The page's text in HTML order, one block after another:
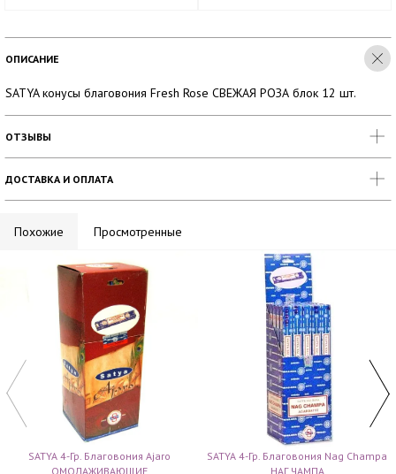
ОПИСАНИЕ
SATYA конусы благовония Fresh Rose СВЕЖАЯ РОЗА блок 12 шт.
ОТЗЫВЫ
ДОСТАВКА И ОПЛАТА
Похожие Просмотренные
SATYA 4-Гр. Благовония Ajaro
ОМОЛАЖИВАЮЩИЕ
SATYA 4-Гр. Благовония Nag Champa
НАГ ЧАМПА